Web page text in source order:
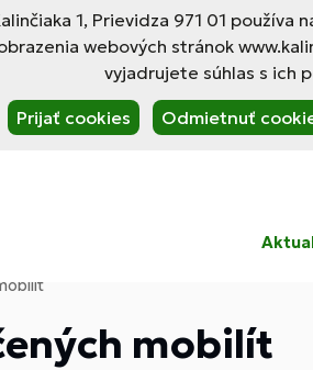
1, Prievidza 971 01
webových stránok
vyjadrujete súhlas s ich
Prijať cookies Odmietnuť
mobilít